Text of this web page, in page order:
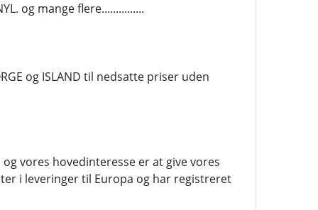
og mange flere...............
og ISLAND til nedsatte priser uden
vores hovedinteresse er at give vores
i leveringer til Europa og har registreret